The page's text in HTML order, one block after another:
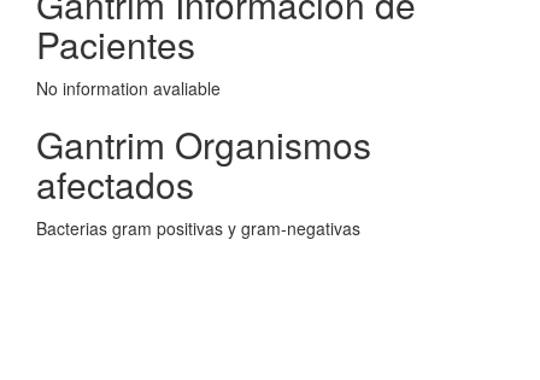
Pacientes
No information avaliable
Gantrim Organismos
afectados
Bacterias gram positivas y gram-negativas